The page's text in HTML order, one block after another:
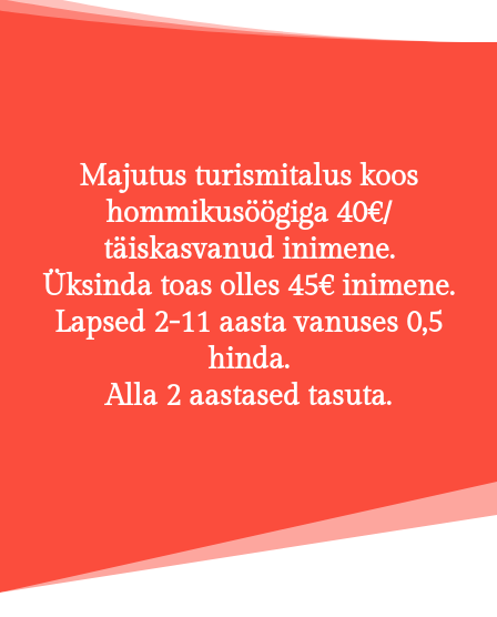
Majutus turismitalus koos
hommikusöögiga 40€/
täiskasvanud inimene.
Üksinda toas olles 45€ inimene.
Lapsed 2-11 aasta vanuses 0,5
hinda.
Alla 2 aastased tasuta.